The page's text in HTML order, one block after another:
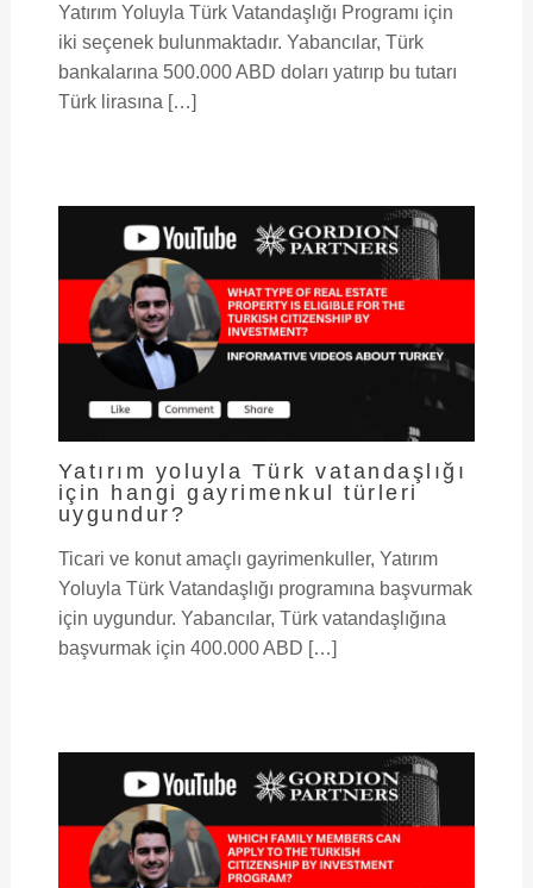
Yatırım Yoluyla Türk Vatandaşlığı Programı için
iki seçenek bulunmaktadır. Yabancılar, Türk
bankalarına 500.000 ABD doları yatırıp bu tutarı
Türk lirasına […]
Yatırım yoluyla Türk vatandaşlığı
için hangi gayrimenkul türleri
uygundur?
Ticari ve konut amaçlı gayrimenkuller, Yatırım
Yoluyla Türk Vatandaşlığı programına başvurmak
için uygundur. Yabancılar, Türk vatandaşlığına
başvurmak için 400.000 ABD […]